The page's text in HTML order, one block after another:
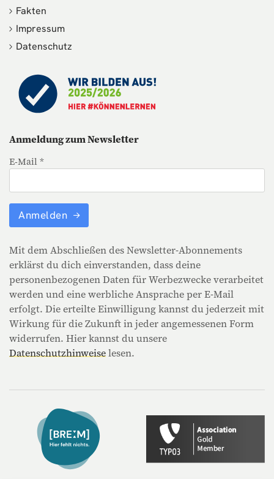
Fakten
Impressum
Datenschutz
Anmeldung zum Newsletter
E-Mail *
Anmelden
Mit dem Abschließen des Newsletter-Abonnements
erklärst du dich einverstanden, dass deine
personenbezogenen Daten für Werbezwecke verarbeitet
werden und eine werbliche Ansprache per E-Mail
erfolgt. Die erteilte Einwilligung kannst du jederzeit mit
Wirkung für die Zukunft in jeder angemessenen Form
widerrufen. Hier kannst du unsere
Datenschutzhinweiselesen.